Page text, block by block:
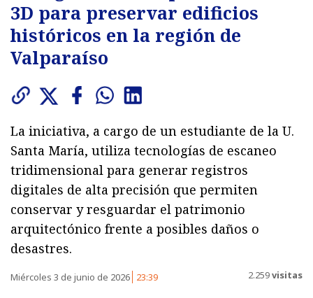
3D para preservar edificios
históricos en la región de
Valparaíso
La iniciativa, a cargo de un estudiante de la U.
Santa María, utiliza tecnologías de escaneo
tridimensional para generar registros
digitales de alta precisión que permiten
conservar y resguardar el patrimonio
arquitectónico frente a posibles daños o
desastres.
Miércoles 3 de junio de 2026 23:39 2.259visitas